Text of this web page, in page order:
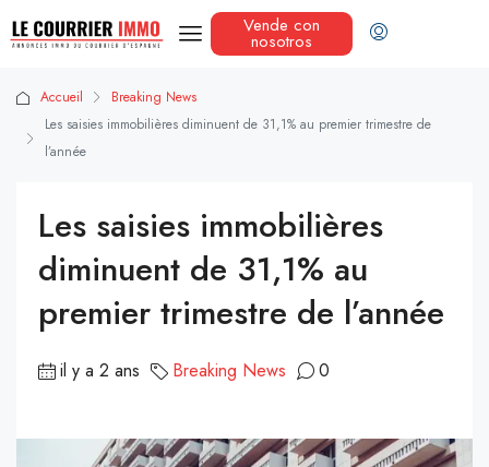
Vende con
nosotros
Accueil
Breaking News
Les saisies immobilières diminuent de 31,1% au premier trimestre de
l’année
Les saisies immobilières
diminuent de 31,1% au
premier trimestre de l’année
il y a 2 ans Breaking News 0